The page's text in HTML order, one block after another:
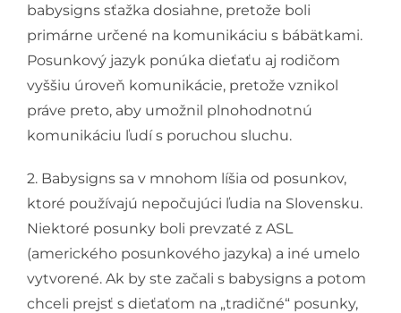
babysigns sťažka dosiahne, pretože boli
primárne určené na komunikáciu s bábätkami.
Posunkový jazyk ponúka dieťaťu aj rodičom
vyššiu úroveň komunikácie, pretože vznikol
práve preto, aby umožnil plnohodnotnú
komunikáciu ľudí s poruchou sluchu.
2. Babysigns sa v mnohom líšia od posunkov,
ktoré používajú nepočujúci ľudia na Slovensku.
Niektoré posunky boli prevzaté z ASL
(amerického posunkového jazyka) a iné umelo
vytvorené. Ak by ste začali s babysigns a potom
chceli prejsť s dieťaťom na „tradičné“ posunky,